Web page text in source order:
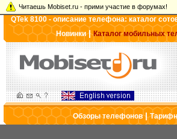
Читаешь Mobiset.ru - прими участие в форумах!
QTek 8100 - описание телефона: каталог
Новинки|Каталог мобильных
Обзоры телефонов|